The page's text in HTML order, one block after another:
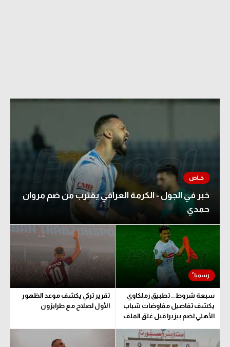
خبر في الجول - الكرمة العراقي يقترب من ضم مروان
حمدي
سبعة شروط.. تطبيق زملكاوي
يكشف تفاصيل مفاوضات شباب
الأهلي لضم بيزيرا قبل غلق الملف
تقرير تركي يكشف موعد الظهور
الأول لصلاح مع طرابزون